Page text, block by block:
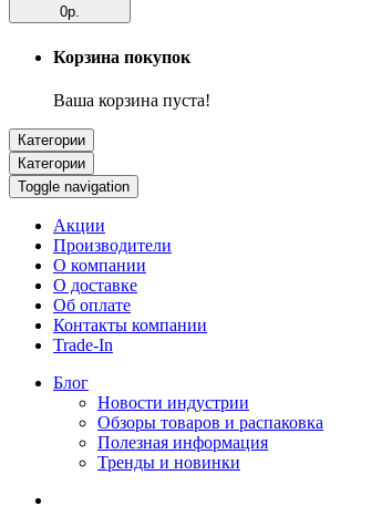
0р.
Корзина покупок
Ваша корзина пуста!
Категории
Категории
Toggle navigation
Акции
Производители
О компании
О доставке
Об оплате
Контакты компании
Trade-In
Блог
Новости индустрии
Обзоры товаров и распаковка
Полезная информация
Тренды и новинки